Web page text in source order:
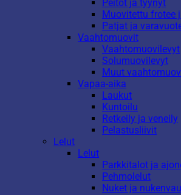
Peitot ja tyynyt
Muovitettu frotee
Patjat ja
Vaahtomuovit
Vaahtomuovilevyt
Solumuovilevyt
Muut
Vapaa-aika
Laukut
Kuntoilu
Retkeily ja veneily
Pelastusliivit
Lelut
Lelut
Parkkitalot ja
Pehmolelut
Nuket ja